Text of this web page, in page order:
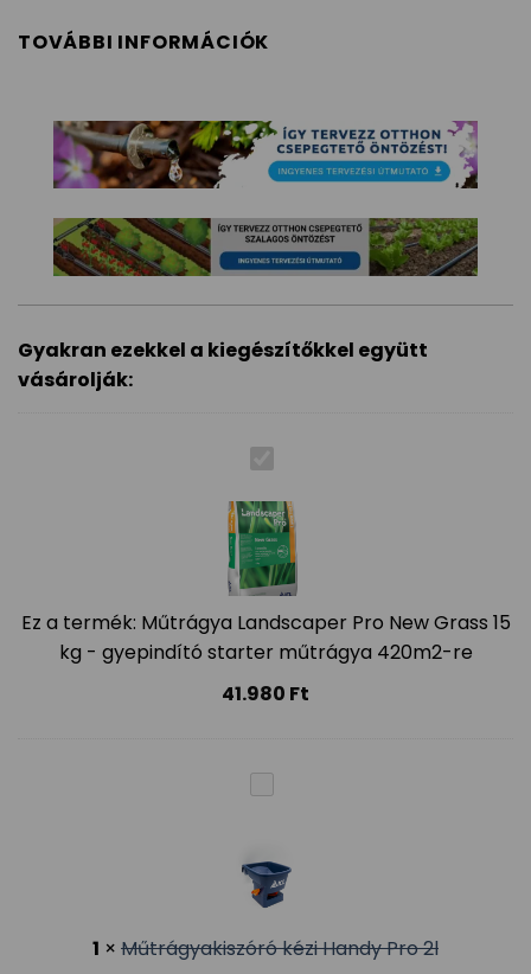
TOVÁBBI INFORMÁCIÓK
Gyakran ezekkel a kiegészítőkkel együtt
vásárolják:
Ez a termék: Műtrágya Landscaper Pro New Grass 15
kg - gyepindító starter műtrágya 420m2-re
41.980 Ft
1 × Műtrágyakiszóró kézi Handy Pro 2l